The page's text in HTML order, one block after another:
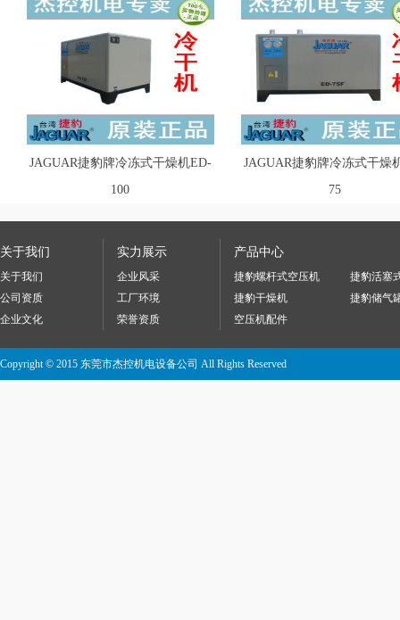
JAGUAR捷豹牌冷冻式干燥机ED-
100
JAGUAR捷豹牌冷冻式干燥
75
关于我们
关于我们
公司资质
企业文化
实力展示
企业风采
工厂环境
荣誉资质
产品中心
捷豹螺杆式空压机
捷豹活塞
捷豹干燥机
捷豹储气
空压机配件
Copyright © 2015 东莞市杰控机电设备公司 All Rights Reserved